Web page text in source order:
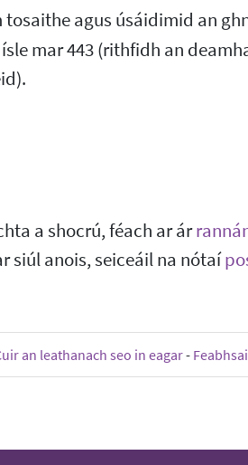
tosaithe agus úsáidimid an
mar 443 (rithfidh an
a shocrú, féach ar ár
siúl anois, seiceáil na nótaí
an leathanach seo in eagar-